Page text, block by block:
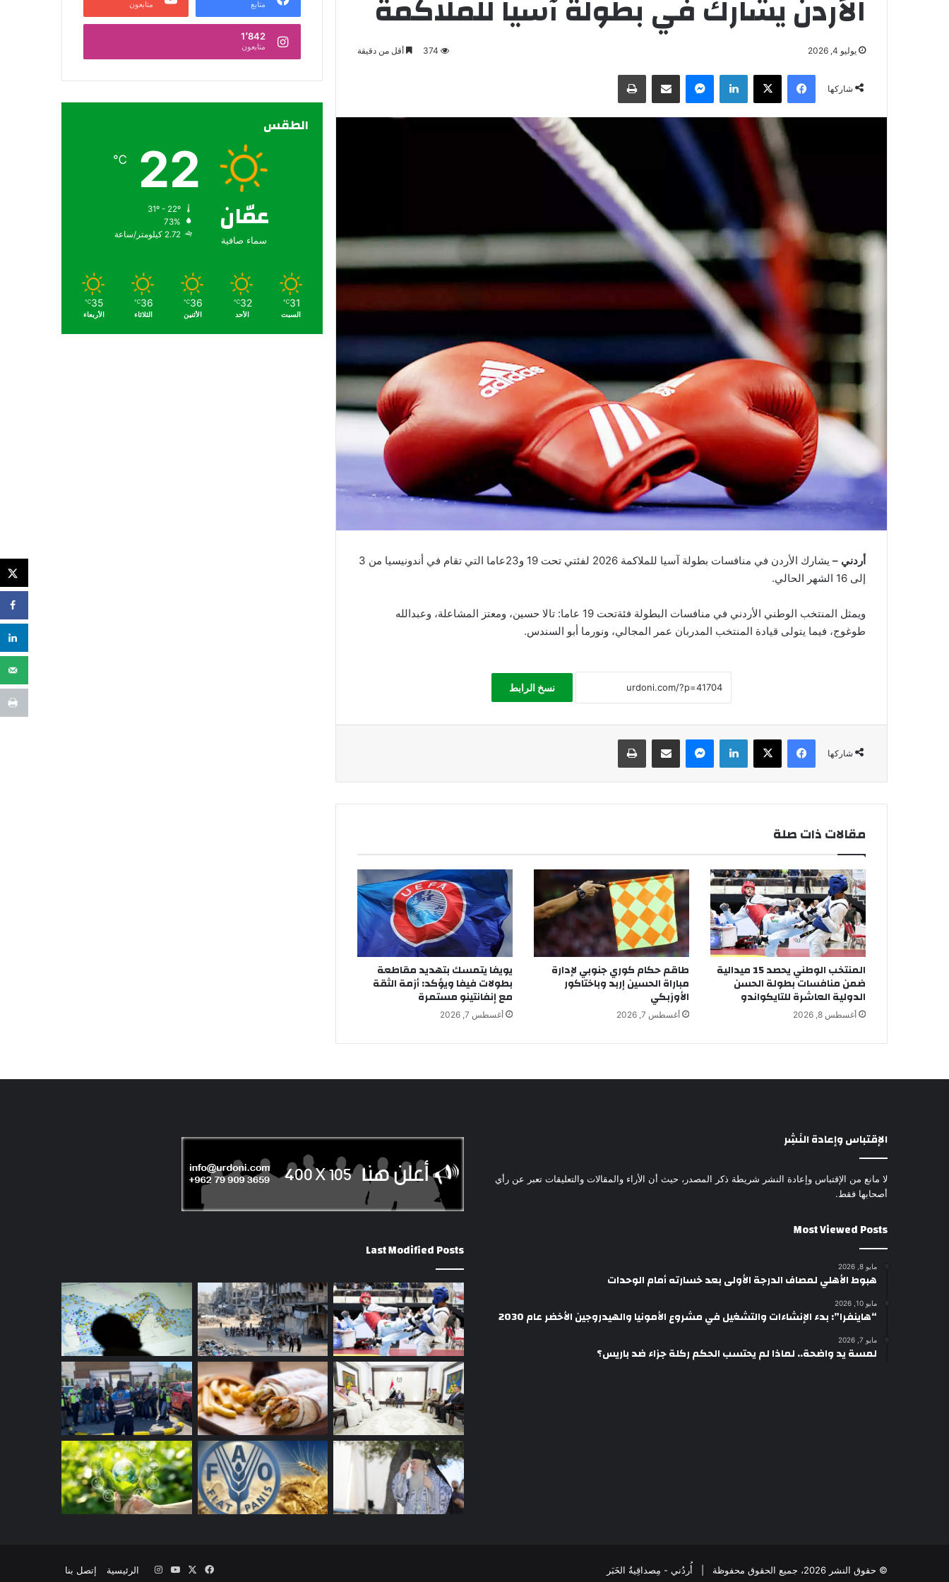
الأردن يشارك في بطولة آسيا للملاكمة
يوليو 4, 2026 374 أقل من دقيقة
شاركها
فيسبوك لينكدإن
أردني –
يشارك الأردن في منافسات بطولة آسيا للملاكمة 2026 لفئتي تحت 19 و23عاما التي تقام في أندونيسيا من 3
إلى 16 الشهر الحالي.
ويمثل المنتخب الوطني الأردني في منافسات البطولة فئةتحت 19 عاما: تالا حسين، ومعتز المشاعلة، وعبدالله
طوغوج، فيما يتولى قيادة المنتخب المدربان عمر المجالي، ونورما أبو السندس.
نسخ الرابط
شاركها
فيسبوك لينكدإن
مقالات ذات صلة
المنتخب الوطني يحصد 15 ميدالية
ضمن منافسات بطولة الحسن
الدولية العاشرة للتايكواندو
أغسطس 8, 2026
طاقم حكام كوري جنوبي لإدارة
مباراة الحسين إربد وباختاكور
الأوزبكي
أغسطس 7, 2026
يويفا يتمسك بتهديد مقاطعة
بطولات فيفا ويؤكد: أزمة الثقة
مع إنفانتينو مستمرة
أغسطس 7, 2026
متابع متابعون
1٬842
متابعون
الطقس
عمّان
سماء صافية
22
℃
73%
2.72 كيلومتر/ساعة
31
℃
السبت
32
℃
الأحد
36
℃
الأثنين
36
℃
الثلاثاء
35
℃
الأربعاء
الإقتباس وإعادة النَشِر
لا مانع من الإقتباس وإعادة النشر شريطة ذكر المصدر، حيث أن الأراء والمقالات والتعليقات تعبر عن رأي
أصحابها فقط.
Most Viewed Posts
مايو 8, 2026
هبوط الأهلي لمصاف الدرجة الأولى بعد خسارته أمام الوحدات
مايو 10, 2026
“هاينفرا”: بدء الإنشاءات والتشغيل في مشروع الأمونيا والهيدروجين الأخضر عام 2030
مايو 7, 2026
لمسة يد واضحة.. لماذا لم يحتسب الحكم ركلة جزاء ضد باريس؟
Last Modified Posts
© حقوق النشر 2026، جميع الحقوق محفوظة | أُردُني - مِصداقِيةُ الخَبَر الرئيسية إتصل بنا فيسبوك ‫YouTubeانستقرام